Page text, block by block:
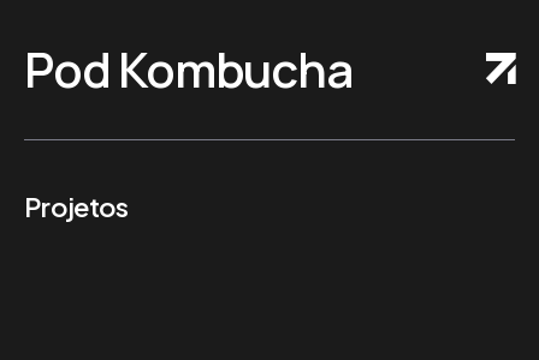
Pod Kombucha
Projetos